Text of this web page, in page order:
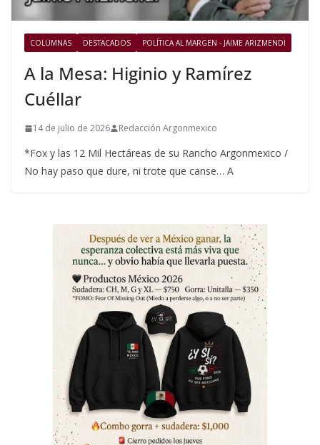
COLUMNAS DESTACADOS POLÍTICA AL MARGEN - JAIME ARIZMENDI
A la Mesa: Higinio y Ramírez
Cuéllar
14 de julio de 2026 Redacción Argonmexico
*Fox y las 12 Mil Hectáreas de su Rancho Argonmexico /
No hay paso que dure, ni trote que canse… A